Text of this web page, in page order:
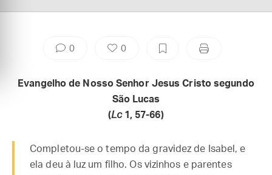
0 0
Evangelho de Nosso Senhor Jesus Cristo segundo
São Lucas
(Lc1, 57-66)
Completou-se o tempo da gravidez de Isabel, e
ela deu à luz um filho. Os vizinhos e parentes